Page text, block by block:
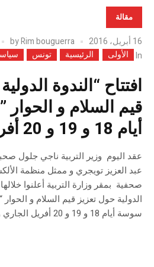
مقالة
16 أبريل، 2016 byRim bouguerra
In
الأولى الرئيسية تونس
افتتاح “الندوة
قيم السلام و
أيام 18 و 19 و 20 أفريل
عقد اليوم وزير التربية ناجي جلول
عبد العزيز تويجري و ممثل منظمة
صحفية بمقر وزارة التربية أعلنوا
الدولية حول تعزيز قيم السلام و
سوسة أيام 18 و 19 و 20 أفريل الجاري و ذلك...